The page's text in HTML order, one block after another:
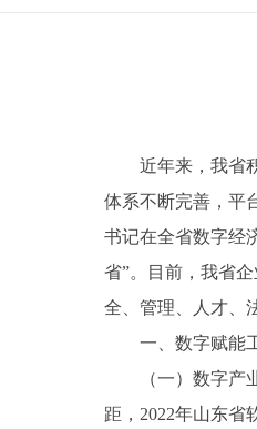
近年来，我省
体系不断完善，平
书记在全省数字经
省”。目前，我省
全、管理、人才、
一、数字赋能
（一）数字
距，2022年山东省